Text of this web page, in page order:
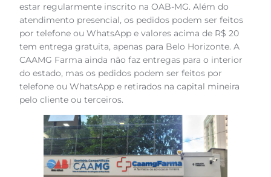
estar regularmente inscrito na OAB-MG. Além do
atendimento presencial, os pedidos podem ser feitos
por telefone ou WhatsApp e valores acima de R$ 20
tem entrega gratuita, apenas para Belo Horizonte. A
CAAMG Farma ainda não faz entregas para o interior
do estado, mas os pedidos podem ser feitos por
telefone ou WhatsApp e retirados na capital mineira
pelo cliente ou terceiros.